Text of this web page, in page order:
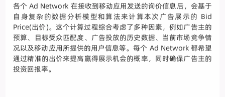
各个 Ad Network 在接收到移动应用发送的询价信息后，会基于
自身复杂的数据分析模型和算法来计算本次广告展示的 Bid
Price(出价)。这个计算过程综合考虑了多种因素，例如广告主的
预算、目标受众匹配度、广告投放的历史数据、当前市场竞争情
况以及移动应用所提供的用户信息等。每个 Ad Network 都希望
通过精准的出价来提高赢得展示机会的概率，同时确保广告主的
投资回报率。